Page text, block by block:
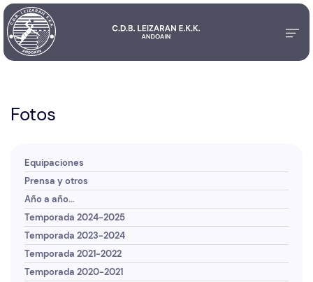
Fotos
Equipaciones
Prensa y otros
Año a año…
Temporada 2024-2025
Temporada 2023-2024
Temporada 2021-2022
Temporada 2020-2021